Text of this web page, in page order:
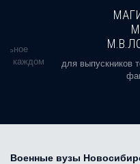
в каждом
для выпускников
Военные вузы